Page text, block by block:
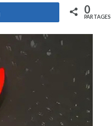
0
PARTAGES